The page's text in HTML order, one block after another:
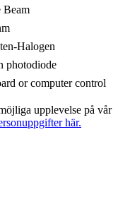
Beam
Halogen
photodiode
or computer control
upplevelse på vår
här.